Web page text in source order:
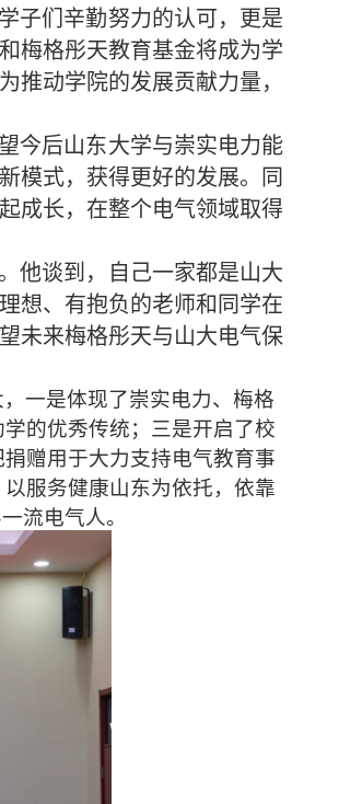
子们辛勤努力的认可，更是
梅格彤天教育基金将成为学
推动学院的发展贡献力量，
今后山东大学与崇实电力能
模式，获得更好的发展。同
成长，在整个电气领域取得
他谈到，自己一家都是山大
想、有抱负的老师和同学在
未来梅格彤天与山大电气保
一是体现了崇实电力、梅格
的优秀传统；三是开启了校
赠用于大力支持电气教育事
服务健康山东为依托，依靠
流电气人。